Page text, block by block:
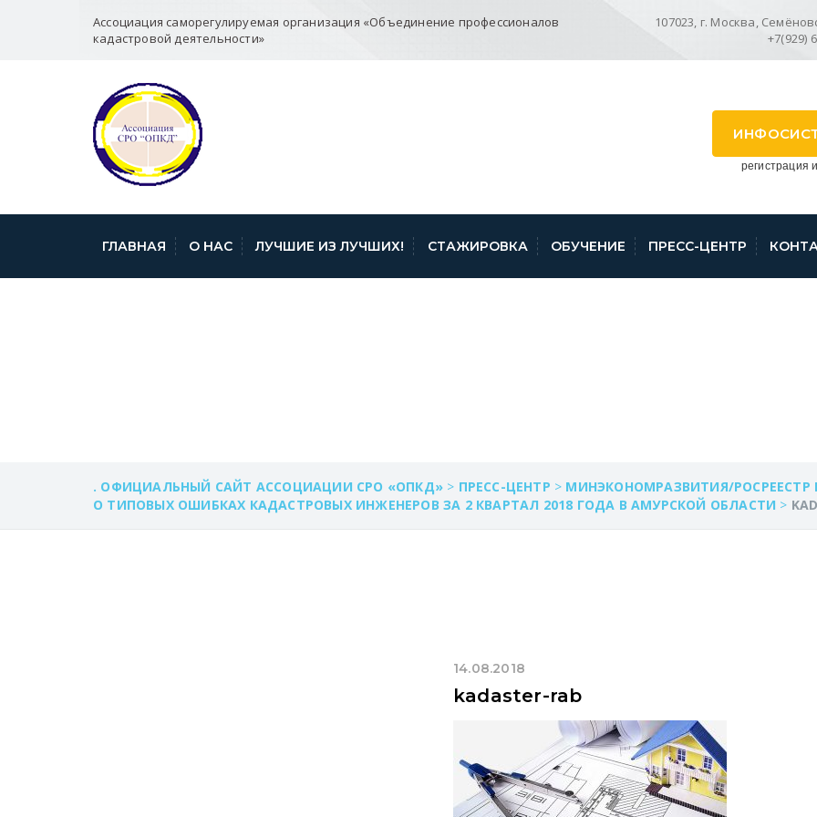
Ассоциация саморегулируемая организация «Объединение профессионалов
кадастровой деятельности»
107023, г. Москва,
+7(929)
регистрация
ГЛАВНАЯ О НАС ЛУЧШИЕ ИЗ ЛУЧШИХ! СТАЖИРОВКА ОБУЧЕНИЕ ПРЕСС-ЦЕНТР
. ОФИЦИАЛЬНЫЙ САЙТ АССОЦИАЦИИ СРО «ОПКД» > ПРЕСС-ЦЕНТР > МИНЭКОНОМРАЗВИТИЯ/РОСРЕЕСТР
О ТИПОВЫХ ОШИБКАХ КАДАСТРОВЫХ ИНЖЕНЕРОВ ЗА 2 КВАРТАЛ 2018 ГОДА В АМУРСКОЙ ОБЛАСТИ >
14.08.2018
kadaster-rab